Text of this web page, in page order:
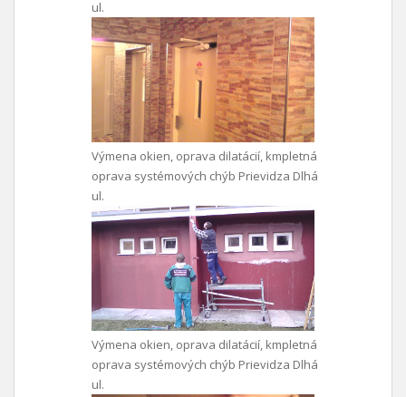
ul.
Výmena okien, oprava dilatácií, kmpletná
oprava systémových chýb Prievidza Dlhá
ul.
Výmena okien, oprava dilatácií, kmpletná
oprava systémových chýb Prievidza Dlhá
ul.